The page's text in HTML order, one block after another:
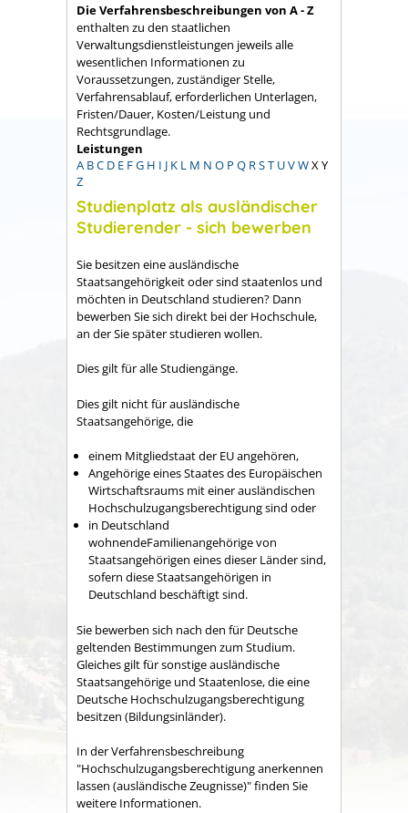
Die Verfahrensbeschreibungen von A - Z
enthalten zu den staatlichen
Verwaltungsdienstleistungen jeweils alle
wesentlichen Informationen zu
Voraussetzungen, zuständiger Stelle,
Verfahrensablauf, erforderlichen Unterlagen,
Fristen/Dauer, Kosten/Leistung und
Rechtsgrundlage.
Leistungen
A BC D E FG H I J K L M N O P Q RST UVWX Y
Z
Studienplatz als ausländischer
Studierender - sich bewerben
Sie besitzen eine ausländische
Staatsangehörigkeit oder sind staatenlos und
möchten in Deutschland studieren? Dann
bewerben Sie sich direkt bei der Hochschule,
an der Sie später studieren wollen.
Dies gilt für alle Studiengänge.
Dies gilt nicht für ausländische
Staatsangehörige, die
einem Mitgliedstaat der EU angehören,
Angehörige eines Staates des Europäischen
Wirtschaftsraums mit einer ausländischen
Hochschulzugangsberechtigung sind oder
in Deutschland
wohnendeFamilienangehörige von
Staatsangehörigen eines dieser Länder sind,
sofern diese Staatsangehörigen in
Deutschland beschäftigt sind.
Sie bewerben sich nach den für Deutsche
geltenden Bestimmungen zum Studium.
Gleiches gilt für sonstige ausländische
Staatsangehörige und Staatenlose, die eine
Deutsche Hochschulzugangsberechtigung
besitzen (Bildungsinländer).
In der Verfahrensbeschreibung
"Hochschulzugangsberechtigung anerkennen
lassen (ausländische Zeugnisse)" finden Sie
weitere Informationen.